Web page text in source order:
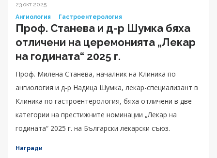
23 окт 2025
Ангиология
Гастроентерология
Проф. Станева и д-р Шумка бяха
отличени на церемонията „Лекар
на годината“ 2025 г.
Проф. Милена Станева, началник на Клиника по
ангиология и д-р Надица Шумка, лекар-специализант в
Клиника по гастроентерология, бяха отличени в две
категории на престижните номинации „Лекар на
годината“ 2025 г. на Български лекарски съюз.
Награди